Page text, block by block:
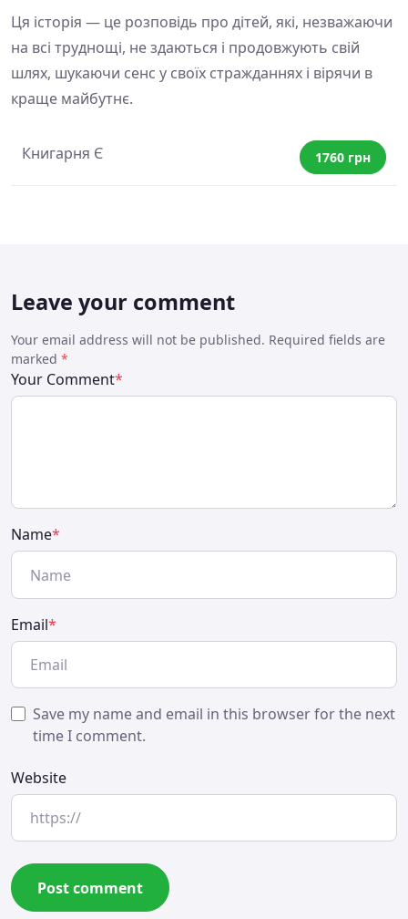
Ця історія — це розповідь про дітей, які, незважаючи
на всі труднощі, не здаються і продовжують свій
шлях, шукаючи сенс у своїх стражданнях і вірячи в
краще майбутнє.
Книгарня Є 1760 грн
Leave your comment
Your email address will not be published. Required fields are
marked *
Your Comment*
Name*
Email*
Save my name and email in this browser for the next
time I comment.
Website